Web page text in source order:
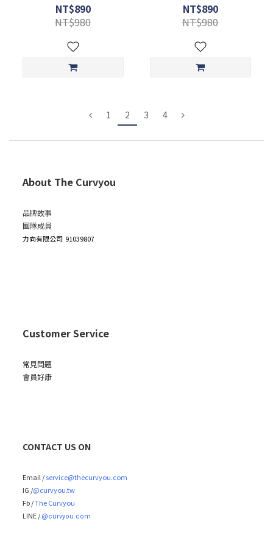
NT$890
NT$980
NT$890
NT$980
1 2 3 4
About The Curvyou
品牌故事
團隊成員
力向有限公司 91039807
Customer Service
常見問題
會員好康
CONTACT US ON
Email /service@thecurvyou.com
IG /@curvyou.tw
Fb /The Curvyou
LINE / @curvyou.com